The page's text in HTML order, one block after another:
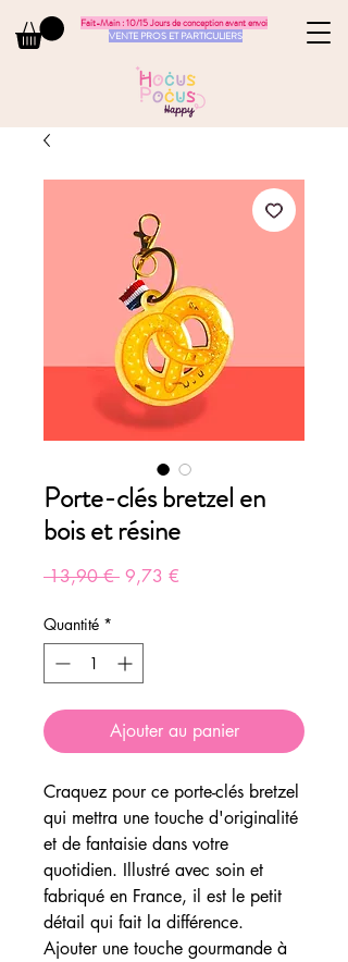
Fait-Main : 10/15 Jours de conception avant envoi
VENTE PROS ET PARTICULIERS
Porte-clés bretzel en
bois et résine
13,90 € Prix
9,73 €
Quantité *
Ajouter au panier
Craquez pour ce porte-clés bretzel
qui mettra une touche d'originalité
et de fantaisie dans votre
quotidien. Illustré avec soin et
fabriqué en France, il est le petit
détail qui fait la différence.
Ajouter une touche gourmande à